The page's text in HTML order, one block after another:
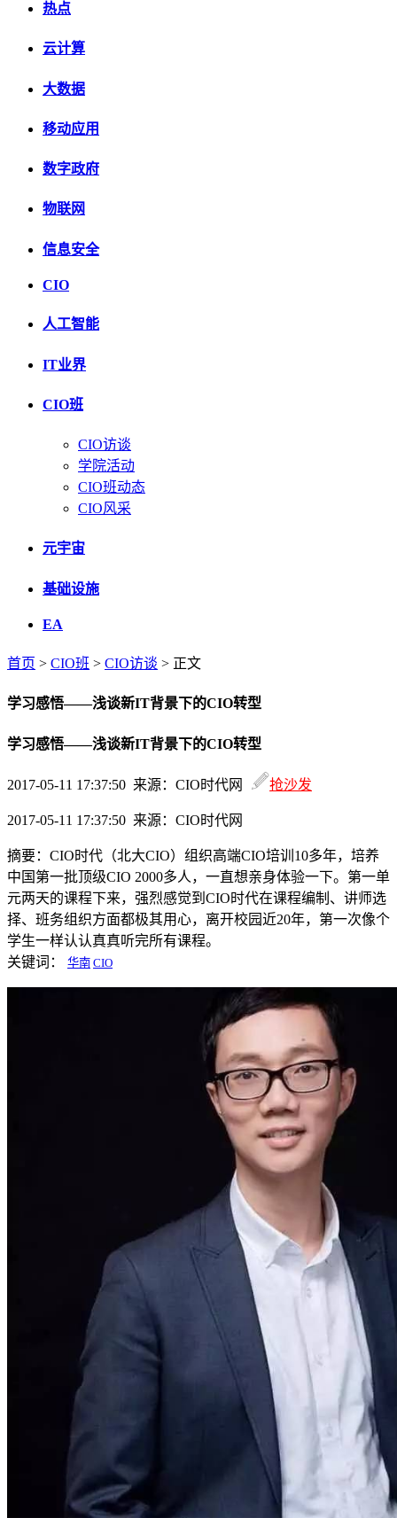
热点
云计算
大数据
移动应用
数字政府
物联网
信息安全
CIO
人工智能
IT业界
CIO班
CIO访谈
学院活动
CIO班动态
CIO风采
元宇宙
基础设施
EA
首页 > CIO班 > CIO访谈 > 正文
学习感悟——浅谈新IT背景下的CIO转型
学习感悟——浅谈新IT背景下的CIO转型
2017-05-11 17:37:50 来源：CIO时代网 抢沙发
2017-05-11 17:37:50 来源：CIO时代网
摘要： CIO时代（北大CIO）组织高端CIO培训10多年，培养
中国第一批顶级CIO 2000多人，一直想亲身体验一下。第一单
元两天的课程下来，强烈感觉到CIO时代在课程编制、讲师选
择、班务组织方面都极其用心，离开校园近20年，第一次像个
学生一样认认真真听完所有课程。
关键词：
华南 CIO